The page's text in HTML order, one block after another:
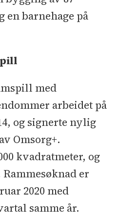
en barnehage på
med
arbeidet på
og signerte nylig
Omsorg+.
kvadratmeter, og
er
2020 med
samme år.